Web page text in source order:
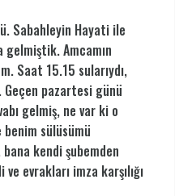
Sabahleyin Hayati ile
gelmiştik. Amcamın
Saat 15.15 sularıydı,
pazartesi günü
gelmiş, ne var ki o
sülüsümü
bana kendi şubemden
evrakları imza karşılığı